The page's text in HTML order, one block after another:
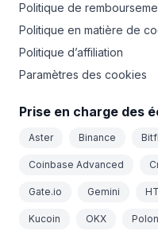
Politique de
Politique en matière de
Politique d’affiliation
Paramètres des cookies
Prise en charge des
Aster Binance
Coinbase Advanced
Gate.io Gemini
Kucoin OKX